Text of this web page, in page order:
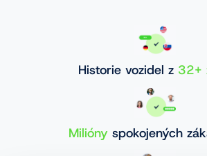
Historie vozidel z 32+
Milióny spokojených